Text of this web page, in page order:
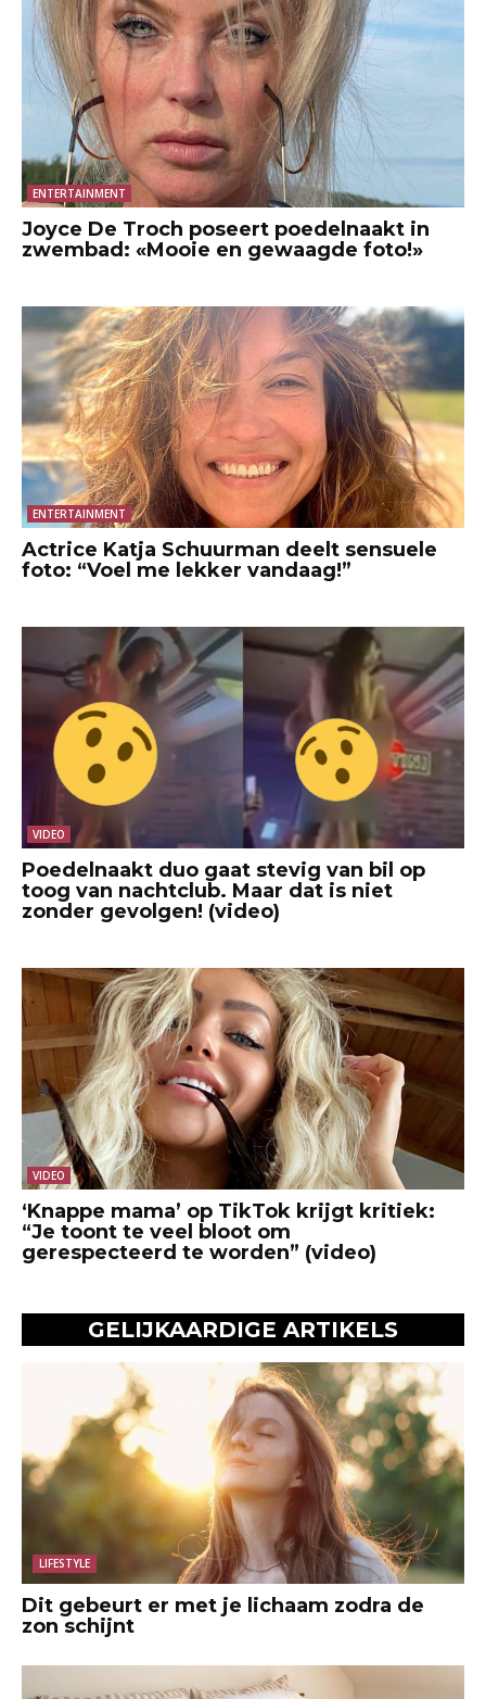
ENTERTAINMENT
Joyce De Troch poseert poedelnaakt in
zwembad: «Mooie en gewaagde foto!»
ENTERTAINMENT
Actrice Katja Schuurman deelt sensuele
foto: “Voel me lekker vandaag!”
VIDEO
Poedelnaakt duo gaat stevig van bil op
toog van nachtclub. Maar dat is niet
zonder gevolgen! (video)
VIDEO
‘Knappe mama’ op TikTok krijgt kritiek:
“Je toont te veel bloot om
gerespecteerd te worden” (video)
GELIJKAARDIGE ARTIKELS
LIFESTYLE
Dit gebeurt er met je lichaam zodra de
zon schijnt